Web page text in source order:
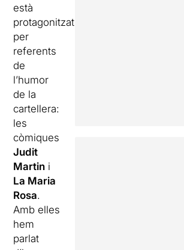
està
protagonitzat
per
referents
de
l’humor
de la
cartellera:
les
còmiques
Judit
Martin i
La Maria
Rosa.
Amb elles
hem
parlat